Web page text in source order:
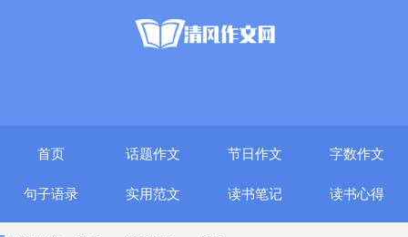
首页 话题作文 节日作文 字数作文
句子语录 实用范文 读书笔记 读书心得